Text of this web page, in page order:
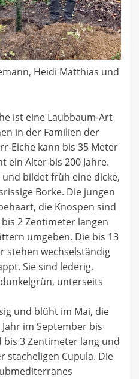
Heidi Matthias und
ist eine Laubbaum-Art
in der Familien der
Eiche kann bis 35 Meter
ein Alter bis 200 Jahre.
bildet früh eine dicke,
Borke. Die jungen
die Knospen sind
2 Zentimeter langen
umgeben. Die bis 13
stehen wechselständig
Sie sind lederig,
unterseits
und blüht im Mai, die
im September bis
bis 3 Zentimeter lang und
stacheligen Cupula. Die